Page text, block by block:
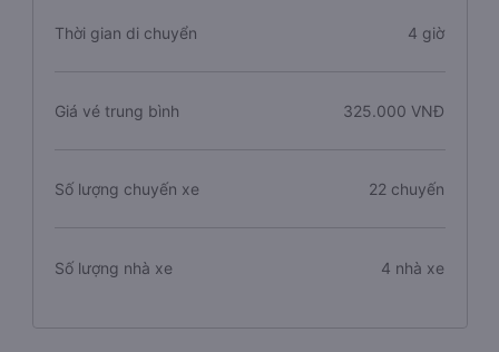
Thời gian di chuyển 4 giờ
Giá vé trung bình 325.000 VNĐ
Số lượng chuyến xe 22 chuyến
Số lượng nhà xe 4 nhà xe